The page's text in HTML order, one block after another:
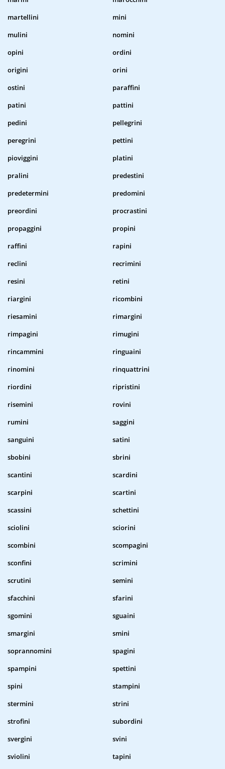
martellini
mini
mulini
nomini
opini
ordini
origini
orini
ostini
paraffini
patini
pattini
pedini
pellegrini
peregrini
pettini
pioviggini
platini
pralini
predestini
predetermini
predomini
preordini
procrastini
propaggini
propini
raffini
rapini
reclini
recrimini
resini
retini
riargini
ricombini
riesamini
rimargini
rimpagini
rimugini
rincammini
ringuaini
rinomini
rinquattrini
riordini
ripristini
risemini
rovini
rumini
saggini
sanguini
satini
sbobini
sbrini
scantini
scardini
scarpini
scartini
scassini
schettini
sciolini
sciorini
scombini
scompagini
sconfini
scrimini
scrutini
semini
sfacchini
sfarini
sgomini
sguaini
smargini
smini
soprannomini
spagini
spampini
spettini
spini
stampini
stermini
strini
strofini
subordini
svergini
svini
sviolini
tapini